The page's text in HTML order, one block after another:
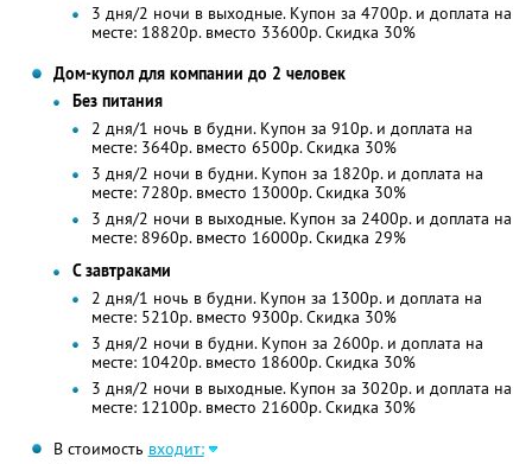
3 дня/2 ночи в выходные. Купон за 4700р. и доплата на
месте: 18820р. вместо 33600р. Скидка 30%
Дом-купол для компании до 2 человек
Без питания
2 дня/1 ночь в будни. Купон за 910р. и доплата на
месте: 3640р. вместо 6500р. Скидка 30%
3 дня/2 ночи в будни. Купон за 1820р. и доплата на
месте: 7280р. вместо 13000р. Скидка 30%
3 дня/2 ночи в выходные. Купон за 2400р. и доплата на
месте: 8960р. вместо 16000р. Скидка 29%
С завтраками
2 дня/1 ночь в будни. Купон за 1300р. и доплата на
месте: 5210р. вместо 9300р. Скидка 30%
3 дня/2 ночи в будни. Купон за 2600р. и доплата на
месте: 10420р. вместо 18600р. Скидка 30%
3 дня/2 ночи в выходные. Купон за 3020р. и доплата на
месте: 12100р. вместо 21600р. Скидка 30%
В стоимость входит: